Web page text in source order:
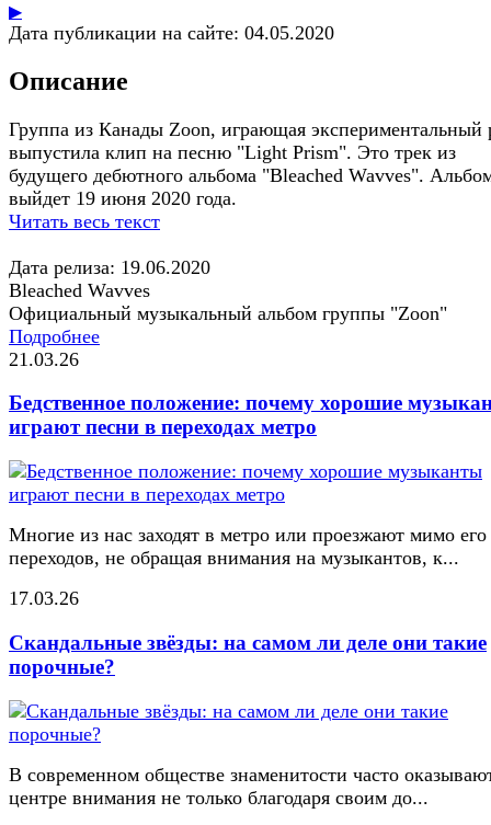
▶
Дата публикации на сайте: 04.05.2020
Описание
Группа из Канады Zoon, играющая экспериментальный
выпустила клип на песню "Light Prism". Это трек из
будущего дебютного альбома "Bleached Wavves".
выйдет 19 июня 2020 года.
Читать весь текст
Дата релиза: 19.06.2020
Bleached Wavves
Официальный музыкальный альбом группы "Zoon"
Подробнее
21.03.26
Бедственное положение: почему хорошие
играют песни в переходах метро
Многие из нас заходят в метро или проезжают мимо его
переходов, не обращая внимания на музыкантов, к...
17.03.26
Скандальные звёзды: на самом ли деле они такие
порочные?
В современном обществе знаменитости часто
центре внимания не только благодаря своим до...